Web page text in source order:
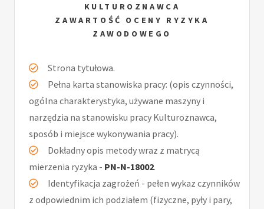
KULTUROZNAWCA
ZAWARTOŚĆ OCENY RYZYKA
ZAWODOWEGO
Strona tytułowa.
Pełna karta stanowiska pracy: (opis czynności,
ogólna charakterystyka, używane maszyny i
narzędzia na stanowisku pracy Kulturoznawca,
sposób i miejsce wykonywania pracy).
Dokładny opis metody wraz z matrycą
mierzenia ryzyka - PN-N-18002.
Identyfikacja zagrożeń - pełen wykaz czynników
z odpowiednim ich podziałem (fizyczne, pyły i pary,